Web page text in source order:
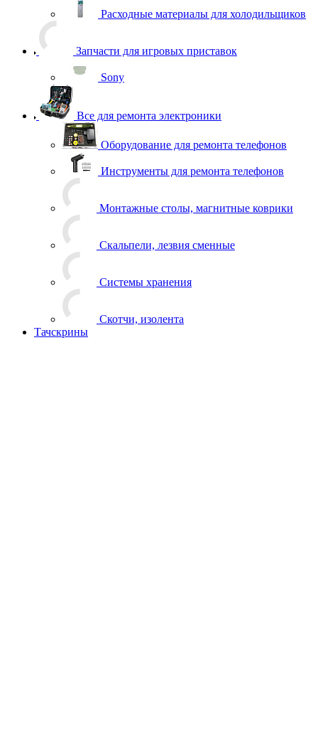
Расходные материалы для холодильщиков
Запчасти для игровых приставок
Sony
Все для ремонта электроники
Оборудование для ремонта телефонов
Инструменты для ремонта телефонов
Системы хранения
Скотчи, изолента
Тачскрины